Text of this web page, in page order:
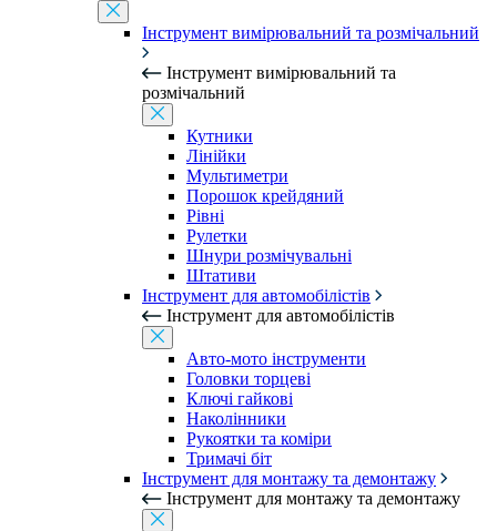
Інструмент вимірювальний та розмічальний
Інструмент вимірювальний та
розмічальний
Кутники
Лінійки
Мультиметри
Порошок крейдяний
Рівні
Рулетки
Шнури розмічувальні
Штативи
Інструмент для автомобілістів
Інструмент для автомобілістів
Авто-мото інструменти
Головки торцеві
Ключі гайкові
Наколінники
Рукоятки та коміри
Тримачі біт
Інструмент для монтажу та демонтажу
Інструмент для монтажу та демонтажу